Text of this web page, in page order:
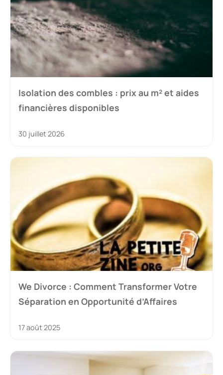
Isolation des combles : prix au m² et aides
financières disponibles
30 juillet 2026
We Divorce : Comment Transformer Votre
Séparation en Opportunité d’Affaires
17 août 2025